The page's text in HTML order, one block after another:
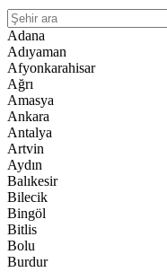
Adana
Adıyaman
Afyonkarahisar
Ağrı
Amasya
Ankara
Antalya
Artvin
Aydın
Balıkesir
Bilecik
Bingöl
Bitlis
Bolu
Burdur